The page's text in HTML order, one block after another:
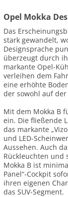
Opel Mokka
Das
stark gewandelt,
Designsprache
überzeugt durch
markante Opel-
verleihen dem
eine erhöhte
der sowohl auf
Mit dem Mokka B
ein. Die fließende
das markante
und LED-
Aussehen. Auch
Rückleuchten und
Mokka B ist
Panel“-Cockpit
ihren eigenen
das SUV-Segment.